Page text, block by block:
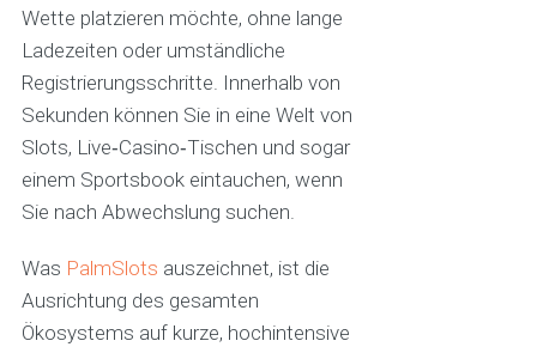
Wette platzieren möchte, ohne lange
Ladezeiten oder umständliche
Registrierungsschritte. Innerhalb von
Sekunden können Sie in eine Welt von
Slots, Live‑Casino‑Tischen und sogar
einem Sportsbook eintauchen, wenn
Sie nach Abwechslung suchen.
Was PalmSlots auszeichnet, ist die
Ausrichtung des gesamten
Ökosystems auf kurze, hochintensive